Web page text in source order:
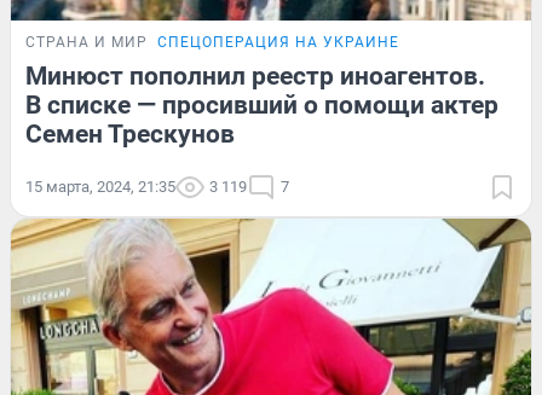
СТРАНА И МИР СПЕЦОПЕРАЦИЯ НА УКРАИНЕ
Минюст пополнил реестр иноагентов.
В списке — просивший о помощи актер
Семен Трескунов
15 марта, 2024, 21:35 3 119 7